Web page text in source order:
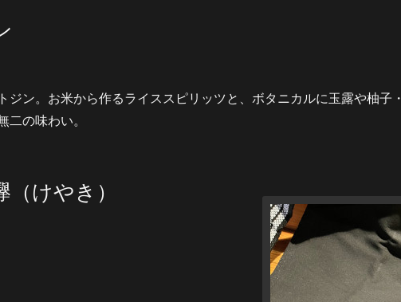
ジン。お米から作るライススピリッツと、ボタニカルに玉露や柚子
二の味わい。
けやき）